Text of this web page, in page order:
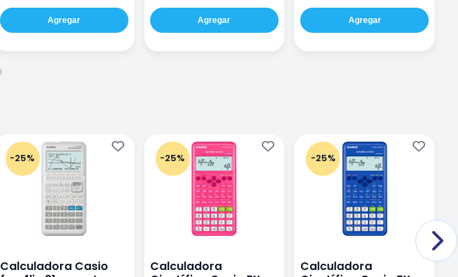
Agregar Agregar Agregar
-25%
Calculadora Casio
-25%
Calculadora
-25%
Calculadora